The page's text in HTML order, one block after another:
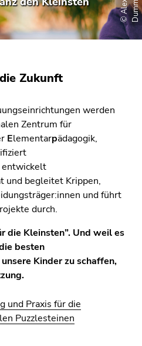
Zukunft
werden
Zentrum für
Elementarpädagogik,
entwickelt
und begleitet Krippen,
und führt
durch.
die Kleinsten”. Und weil es
besten
Kinder zu schaffen,
und Praxis für die
Puzzlesteinen